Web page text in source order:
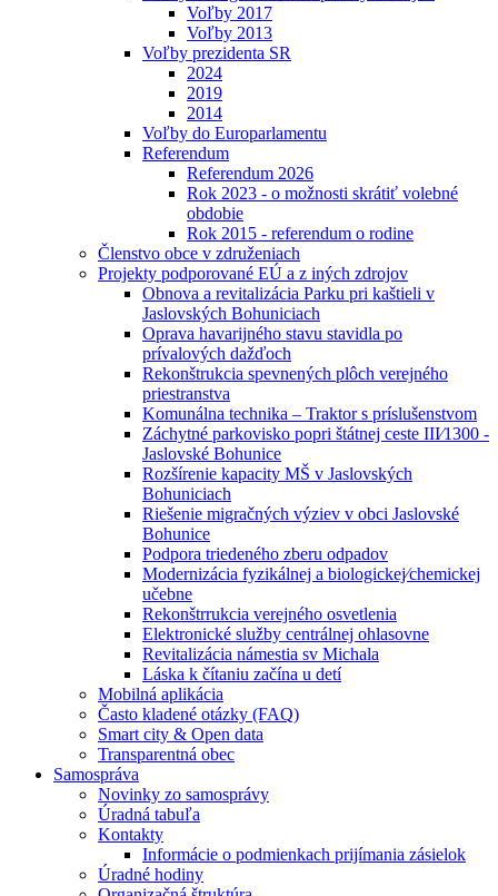
Voľby 2017
Voľby 2013
Voľby prezidenta SR
2024
2019
2014
Voľby do Europarlamentu
Referendum
Referendum 2026
Rok 2023 - o možnosti skrátiť volebné
obdobie
Rok 2015 - referendum o rodine
Členstvo obce v združeniach
Projekty podporované EÚ a z iných zdrojov
Obnova a revitalizácia Parku pri kaštieli v
Jaslovských Bohuniciach
Oprava havarijného stavu stavidla po
prívalových dažďoch
Rekonštrukcia spevnených plôch verejného
priestranstva
Komunálna technika – Traktor s príslušenstvom
Záchytné parkovisko popri štátnej ceste III⁄1300 -
Jaslovské Bohunice
Rozšírenie kapacity MŠ v Jaslovských
Bohuniciach
Riešenie migračných výziev v obci Jaslovské
Bohunice
Podpora triedeného zberu odpadov
Modernizácia fyzikálnej a biologickej⁄chemickej
učebne
Rekonštrrukcia verejného osvetlenia
Elektronické služby centrálnej ohlasovne
Revitalizácia námestia sv Michala
Láska k čítaniu začína u detí
Mobilná aplikácia
Často kladené otázky (FAQ)
Smart city & Open data
Transparentná obec
Samospráva
Novinky zo samosprávy
Úradná tabuľa
Kontakty
Informácie o podmienkach prijímania zásielok
Úradné hodiny